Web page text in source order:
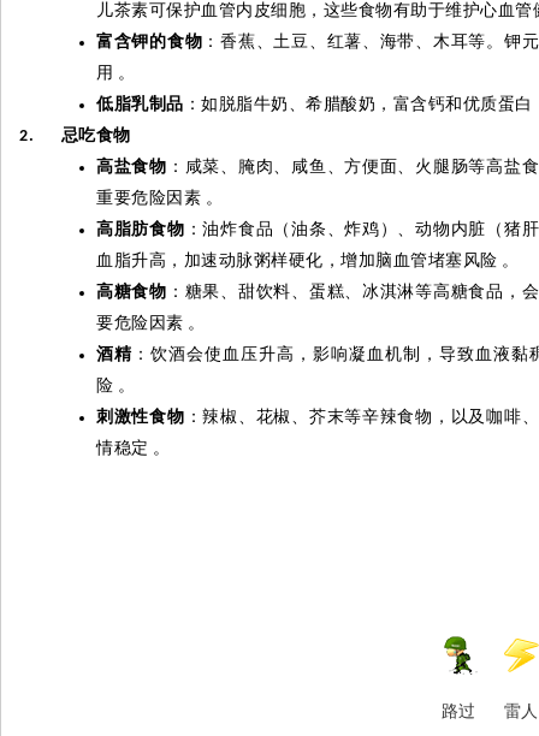
儿茶素可保护血管内皮细胞，这些食物有助于维护心血管
富含钾的食物 ：香蕉、土豆、红薯、海带、木耳等。钾
用 。
低脂乳制品 ：如脱脂牛奶、希腊酸奶，富含钙和优质蛋
2.
忌吃食物
高盐食物 ：咸菜、腌肉、咸鱼、方便面、火腿肠等高盐
重要危险因素 。
高脂肪食物 ：油炸食品（油条、炸鸡）、动物内脏（猪
血脂升高，加速动脉粥样硬化，增加脑血管堵塞风险 。
高糖食物 ：糖果、甜饮料、蛋糕、冰淇淋等高糖食品，
要危险因素 。
酒精 ：饮酒会使血压升高，影响凝血机制，导致血液
险 。
刺激性食物 ：辣椒、花椒、芥末等辛辣食物，以及咖啡
情稳定 。
路过 雷人